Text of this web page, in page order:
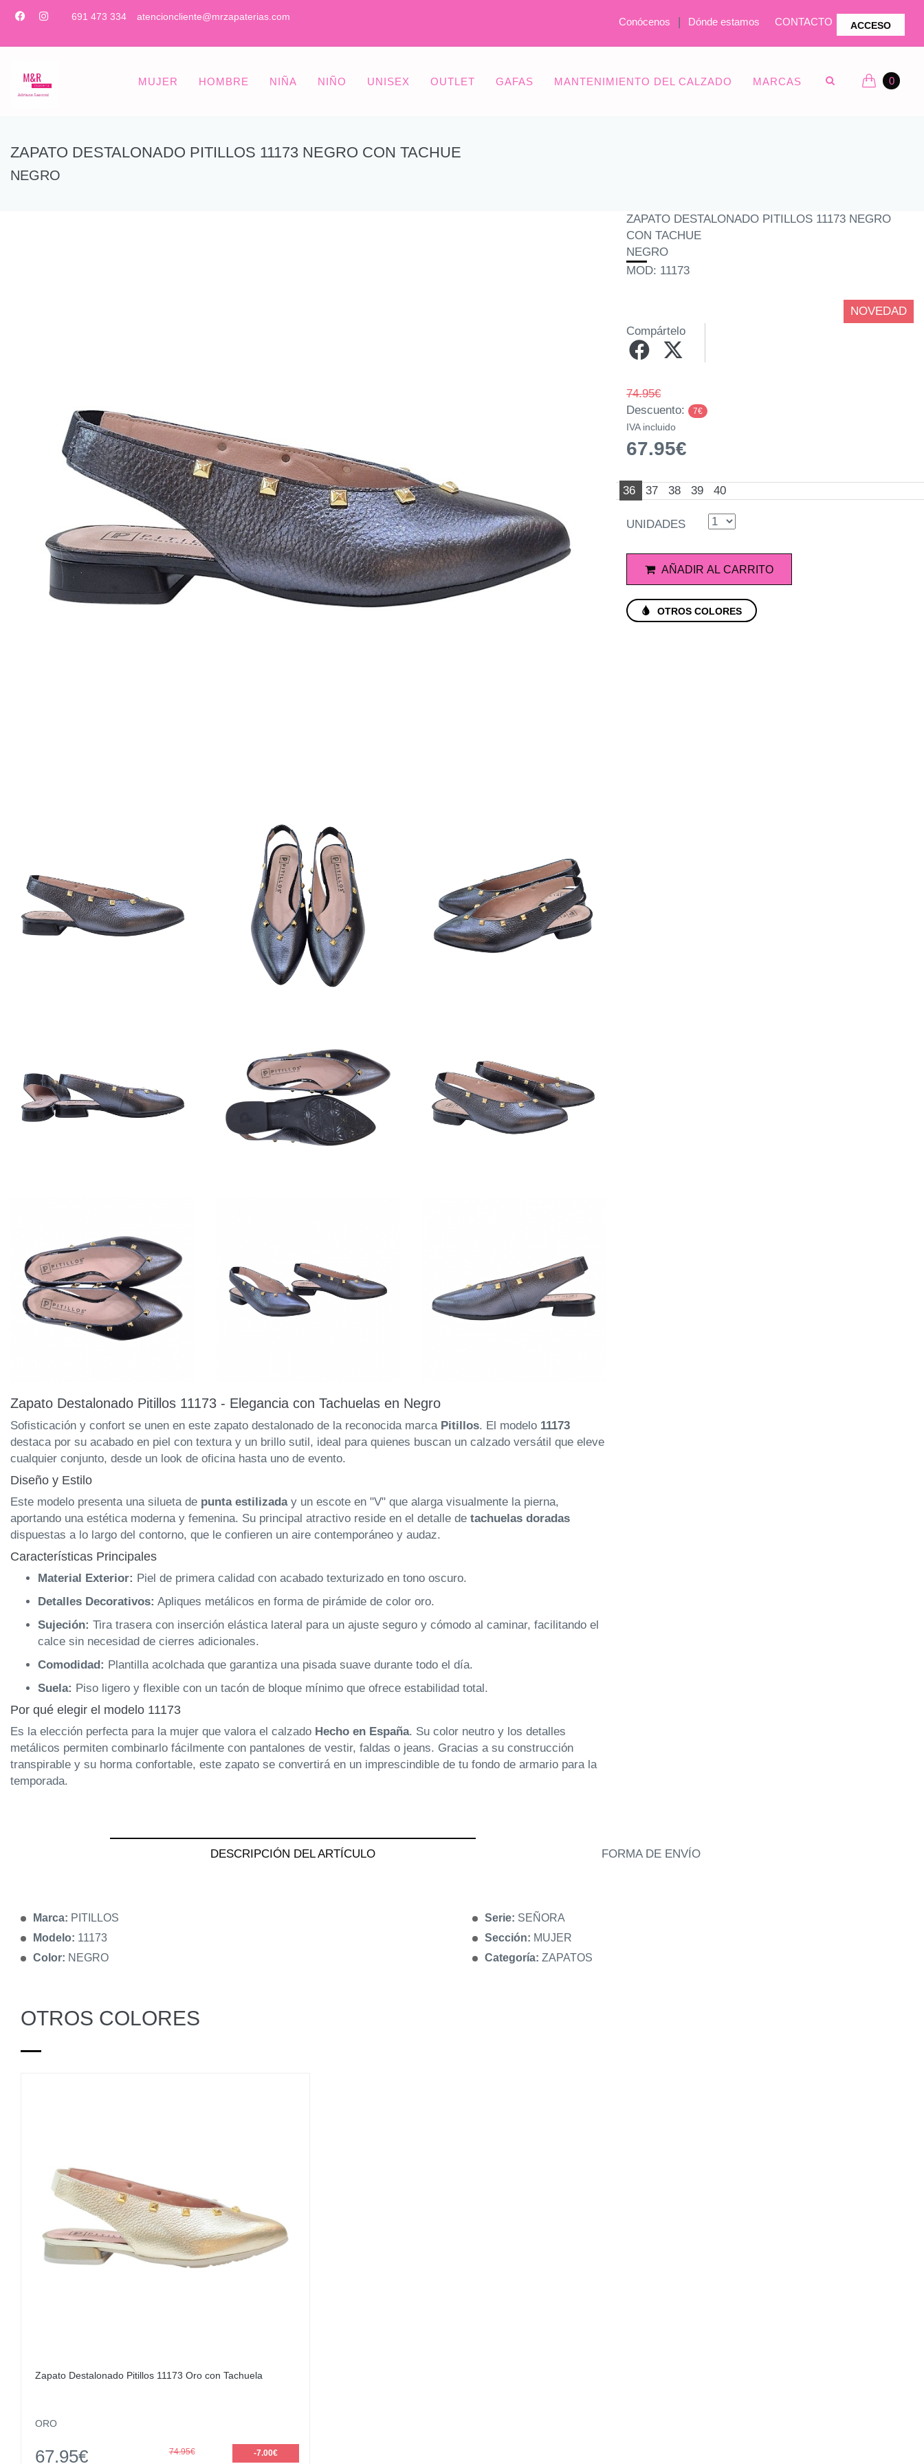
691 473 334 atencioncliente@mrzapaterias.com Conócenos | Dónde estamos CONTACTO ACCESO
MUJER HOMBRE NIÑA NIÑO UNISEX OUTLET GAFAS MANTENIMIENTO DEL CALZADO MARCAS 0
ZAPATO DESTALONADO PITILLOS 11173 NEGRO CON TACHUE
NEGRO
Zapato Destalonado Pitillos 11173 - Elegancia con Tachuelas en Negro
Sofisticación y confort se unen en este zapato destalonado de la reconocida marca Pitillos. El modelo 11173
destaca por su acabado en piel con textura y un brillo sutil, ideal para quienes buscan un calzado versátil que eleve
cualquier conjunto, desde un look de oficina hasta uno de evento.
Diseño y Estilo
Este modelo presenta una silueta de punta estilizaday un escote en "V" que alarga visualmente la pierna,
aportando una estética moderna y femenina. Su principal atractivo reside en el detalle de tachuelas doradas
dispuestas a lo largo del contorno, que le confieren un aire contemporáneo y audaz.
Características Principales
Material Exterior: Piel de primera calidad con acabado texturizado en tono oscuro.
Detalles Decorativos: Apliques metálicos en forma de pirámide de color oro.
Sujeción: Tira trasera con inserción elástica lateral para un ajuste seguro y cómodo al caminar, facilitando el
calce sin necesidad de cierres adicionales.
Comodidad: Plantilla acolchada que garantiza una pisada suave durante todo el día.
Suela: Piso ligero y flexible con un tacón de bloque mínimo que ofrece estabilidad total.
Por qué elegir el modelo 11173
Es la elección perfecta para la mujer que valora el calzado Hecho en España. Su color neutro y los detalles
metálicos permiten combinarlo fácilmente con pantalones de vestir, faldas o jeans. Gracias a su construcción
transpirable y su horma confortable, este zapato se convertirá en un imprescindible de tu fondo de armario para la
temporada.
ZAPATO DESTALONADO PITILLOS 11173 NEGRO
CON TACHUE
NEGRO
MOD: 11173
NOVEDAD
Compártelo
74.95€
Descuento:
7€
IVA incluido
67.95€
36 37 38 39 40
UNIDADES
AÑADIR AL CARRITO
OTROS COLORES
DESCRIPCIÓN DEL ARTÍCULO FORMA DE ENVÍO
Marca: PITILLOS
Modelo: 11173
Color: NEGRO
Serie: SEÑORA
Sección: MUJER
Categoría: ZAPATOS
OTROS COLORES
Zapato Destalonado Pitillos 11173 Oro con Tachuela
ORO
67.95€ 74.95€ -7.00€